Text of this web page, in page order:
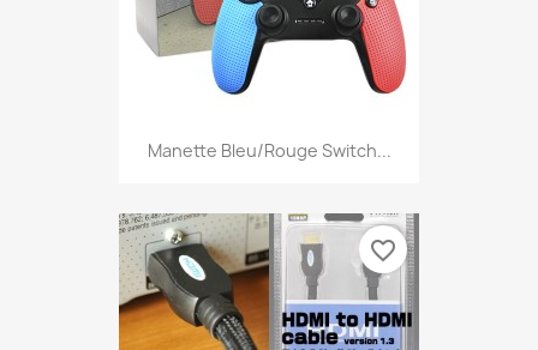
Manette Bleu/Rouge Switch...
favorite_border